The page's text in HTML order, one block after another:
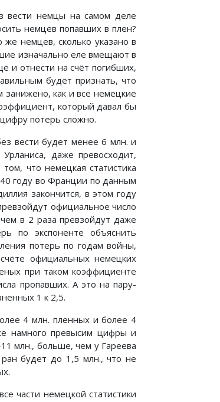
вести немцы на самом деле
немцев попавших в плен?
немцев, сколько указано в
изначально еле вмещают в
и отнести на счёт погибших,
будет признать, что
занижено, как и все немецкие
который давал бы
потерь сложно.
вести будет менее 6 млн. и
даже превосходит,
что немецкая статистика
году во Франции по данным
закончится, в этом году
официальное число
в 2 раза превзойдут даже
по экспоненте объяснить
потерь по годам войны,
официальных немецких
при таком коэффициенте
пропавших. А это на пару-
1 к 2,5.
4 млн. пленных и более 4
намного превысим цифры и
млн., больше, чем у Гареева
будет до 1,5 млн., что не
части немецкой статистики